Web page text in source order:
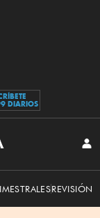
DIARIOS
REVISIÓN